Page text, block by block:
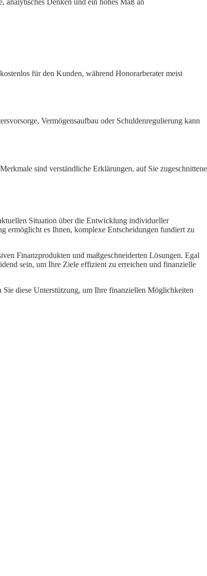
für den Kunden, während Honorarberatermeist
Vermögensaufbau oder Schuldenregulierung kann
sind verständliche Erklärungen, auf Sie zugeschnittene
Situation über die Entwicklung individueller
ermöglicht es Ihnen, komplexe Entscheidungen fundiert zu
Finanzprodukten und maßgeschneiderten Lösungen. Egal
sein, um Ihre Ziele effizient zu erreichen und finanzielle
diese Unterstützung, um Ihre finanziellen Möglichkeiten